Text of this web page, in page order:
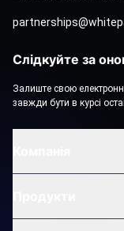
Слідкуйте за
Залиште свою
завжди бути в курсі